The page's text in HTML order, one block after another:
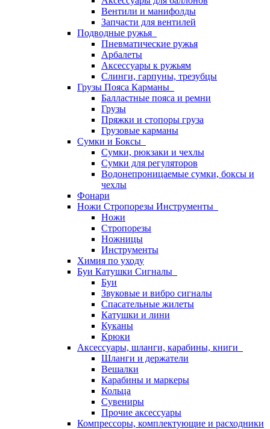
Вентили и манифолды
Запчасти для вентилей
Подводные ружья
Пневматические ружья
Арбалеты
Аксессуары к ружьям
Слинги, гарпуны, трезубцы
Грузы Пояса Карманы
Балластные пояса и ремни
Грузы
Пряжки и стопоры груза
Грузовые карманы
Сумки и Боксы
Сумки, рюкзаки и чехлы
Сумки для регуляторов
Водонепроницаемые сумки, боксы и
чехлы
Фонари
Ножи Стропорезы Инструменты
Ножи
Стропорезы
Ножницы
Инструменты
Химия по уходу
Буи Катушки Сигналы
Буи
Звуковые и вибро сигналы
Спасательные жилеты
Катушки и лини
Куканы
Крюки
Аксессуары, шланги, карабины, книги
Шланги и держатели
Вешалки
Карабины и маркеры
Кольца
Сувениры
Прочие аксессуары
Компрессоры, комплектующие и расходники